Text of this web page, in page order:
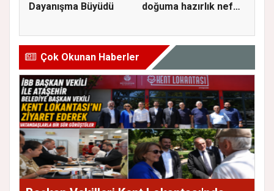
Dayanışma Büyüdü
doğuma hazırlık nefes
Çok Okunan Haberler